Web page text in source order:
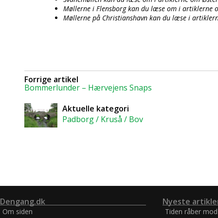
Møllerne i Flensborg kan du læse om i artiklerne
Møllerne på Christianshavn kan du læse i
Forrige artikel
Bommerlunder – Hærvejens Snaps
Aktuelle kategori
Padborg / Kruså / Bov
Dengang.dk
Om siden
Nyeste
Tiden råber